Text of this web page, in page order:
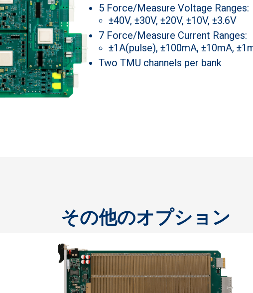
5 Force/Measure Voltage Ranges:
±40V, ±30V, ±20V, ±10V, ±3.6V
7 Force/Measure Current Ranges:
±1A(pulse), ±100mA, ±10mA,
Two TMU channels per bank
その他のオプション